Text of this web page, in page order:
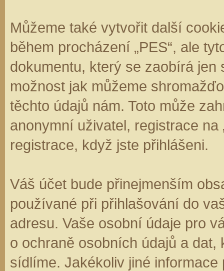
Můžeme také vytvořit další
během procházení „PES“, ale
dokumentu, který se zaobírá jen
možnost jak můžeme
těchto údajů nám. Toto může
anonymní uživatel, registrace
registrace, když jste přihlášeni.
Váš účet bude přinejmenším
používané při přihlašování do
adresu. Vaše osobní údaje pro
o ochraně osobních údajů a
sídlíme. Jakékoliv jiné informace